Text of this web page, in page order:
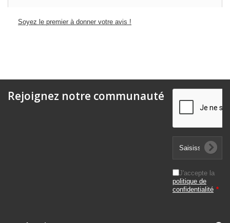
Soyez le premier à donner votre avis !
Rejoignez notre communauté
J'accepte la
politique de
confidentialité *